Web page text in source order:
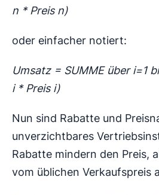
n * Preis n)
oder einfacher notiert:
Umsatz = SUMME über i=1
i * Preis i)
Nun sind Rabatte und
unverzichtbares
Rabatte mindern den Preis,
vom üblichen Verkaufspreis